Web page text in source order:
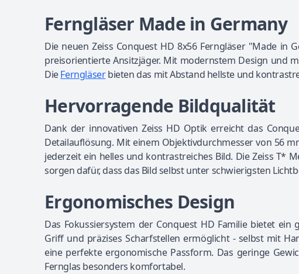
Ferngläser Made in Germany
Die neuen Zeiss Conquest HD 8x56 Ferngläser "Made
preisorientierte Ansitzjäger. Mit modernstem Design und
DieFerngläserbieten das mit Abstand hellste und
Hervorragende Bildqualität
Dank der innovativen Zeiss HD Optik erreicht das
Detailauflösung. Mit einem Objektivdurchmesser von 56
jederzeit ein helles und kontrastreiches Bild. Die Zeiss T*
sorgen dafür, dass das Bild selbst unter schwierigsten
Ergonomisches Design
Das Fokussiersystem der Conquest HD Familie bietet
Griff und präzises Scharfstellen ermöglicht - selbst mit
eine perfekte ergonomische Passform. Das geringe
Fernglas besonders komfortabel.